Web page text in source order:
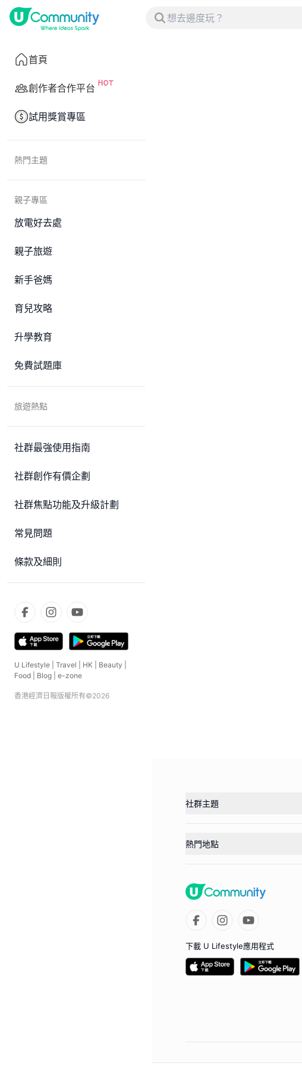
首頁
創作者合作平台
試用獎賞專區
熱門主題
親子專區
放電好去處
親子旅遊
新手爸媽
育兒攻略
升學教育
免費試題庫
旅遊熱點
社群最強使用指南
社群創作有價企劃
社群焦點功能及升級計劃
常見問題
條款及細則
U Lifestyle Travel HK Beauty
Food
Blog e-zone
香港經濟日報版權所有©2026
社群主題
熱門地點
下載 U Lifestyle應用程式